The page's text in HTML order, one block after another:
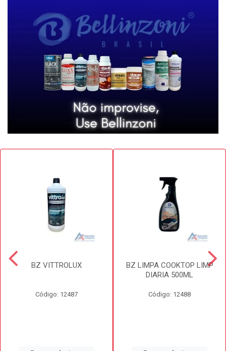
BZ VITTROLUX
Código: 12487
BZ LIMPA COOKTOP LIMP
DIARIA 500ML
Código: 12488